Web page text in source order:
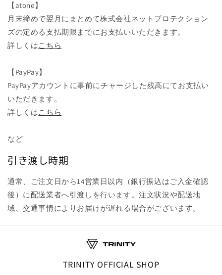
【atone】
月末締めで翌月にまとめて株式会社ネットプロテクション
ズの定める支払期限までにお支払いいただきます。
詳しくはこちら
【PayPay】
PayPayアカウントに事前にチャージした残高にてお支払い
いただきます。
詳しくはこちら
など
引き渡し時期
通常、ご注文日から14営業日以内（銀行振込はご入金確認
後）に配送業者へ引渡しを行います。注文状況や配送地
域、交通事情によりお届けが遅れる場合がございます。
TRINITY OFFICIAL SHOP